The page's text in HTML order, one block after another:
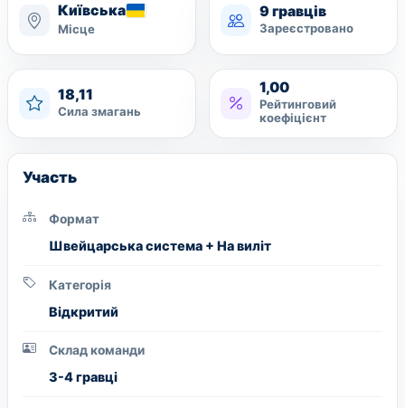
Київська
Місце
9 гравців
Зареєстровано
18,11
Сила змагань
1,00
Рейтинговий
коефіцієнт
Участь
Формат
Швейцарська система + На виліт
Категорія
Вiдкритий
Склад команди
3-4 гравці